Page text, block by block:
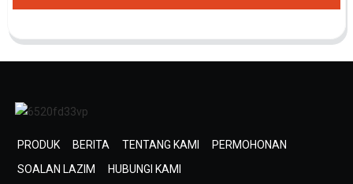
PRODUK BERITA TENTANG KAMI
PERMOHONAN
SOALAN LAZIM
HUBUNGI KAMI